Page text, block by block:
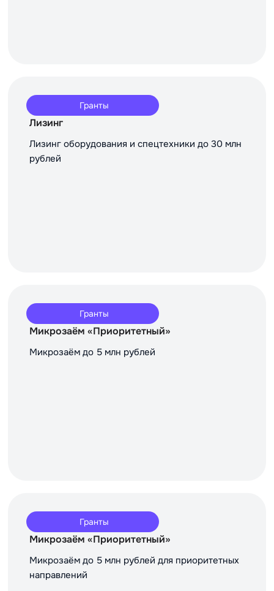
Гранты
Лизинг
Лизинг оборудования и спецтехники до 30 млн
рублей
Гранты
Микрозаём «Приоритетный»
Микрозаём до 5 млн рублей
Гранты
Микрозаём «Приоритетный»
Микрозаём до 5 млн рублей для приоритетных
направлений